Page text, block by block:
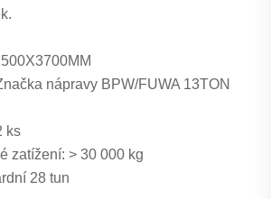
nápravy BPW/FUWA 13TON
ks
zatížení: > 30 000 kg
28 tun